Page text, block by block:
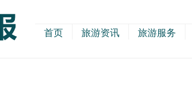
首页 旅游资讯 旅游服务